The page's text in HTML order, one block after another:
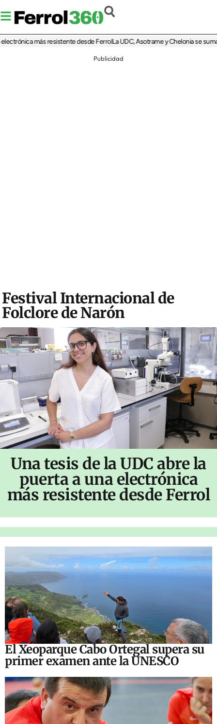
más resistente desde FerrolLa UDC, Asotrame y Chelonia se suman
Publicidad
Festival Internacional de
Folclore de Narón
Una tesis de la UDC abre la
puerta a una electrónica
más resistente desde Ferrol
El Xeoparque Cabo Ortegal supera su
primer examen ante la UNESCO